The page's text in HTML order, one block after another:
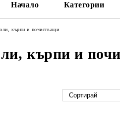
Начало Категории
кърпи и почистващи
кърпи и